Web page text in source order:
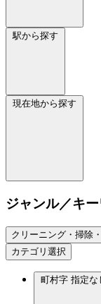
駅から探す
現在地から探す
ジャンル／キ
クリーニング・掃除
カテゴリ選択
町村字 指定な